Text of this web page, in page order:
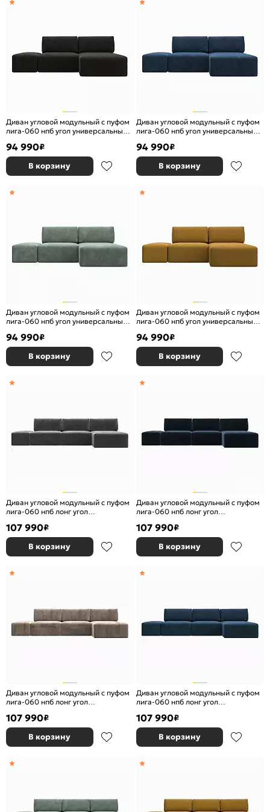
Диван угловой модульный с пуфом
лига-060 нпб угол универсальный
еврокнижка
94 990₽
В корзину
Диван угловой модульный с пуфом
лига-060 нпб угол универсальный
94 990₽
В корзину
Диван угловой модульный с пуфом
лига-060 нпб угол универсальный
еврокнижка
94 990₽
В корзину
Диван угловой модульный с пуфом
лига-060 нпб угол универсальный
94 990₽
В корзину
Диван угловой модульный с пуфом
лига-060 нпб лонг угол
серый еврокнижка
107 990₽
В корзину
Диван угловой модульный с пуфом
лига-060 нпб лонг угол
синий еврокнижка
107 990₽
В корзину
Диван угловой модульный с пуфом
лига-060 нпб лонг угол
бежевый еврокнижка
107 990₽
В корзину
Диван угловой модульный с пуфом
лига-060 нпб лонг угол
еврокнижка
107 990₽
В корзину